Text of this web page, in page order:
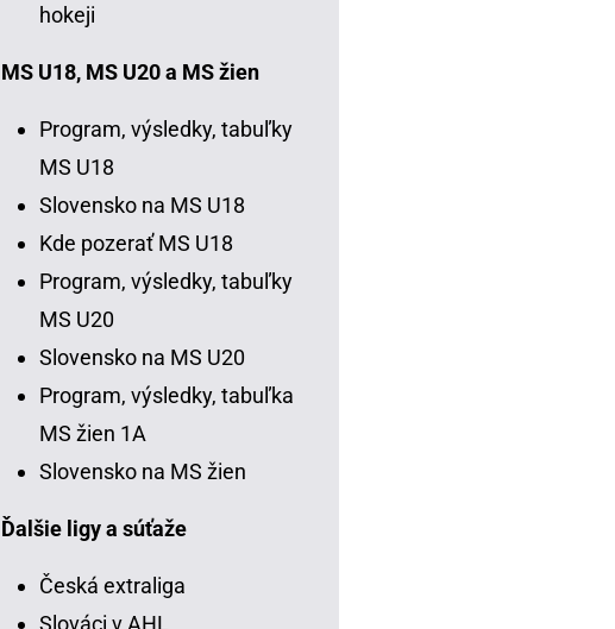
hokeji
MS U18, MS U20 a MS žien
Program, výsledky, tabuľky
MS U18
Slovensko na MS U18
Kde pozerať MS U18
Program, výsledky, tabuľky
MS U20
Slovensko na MS U20
Program, výsledky, tabuľka
MS žien 1A
Slovensko na MS žien
Ďalšie ligy a súťaže
Česká extraliga
Slováci v AHL